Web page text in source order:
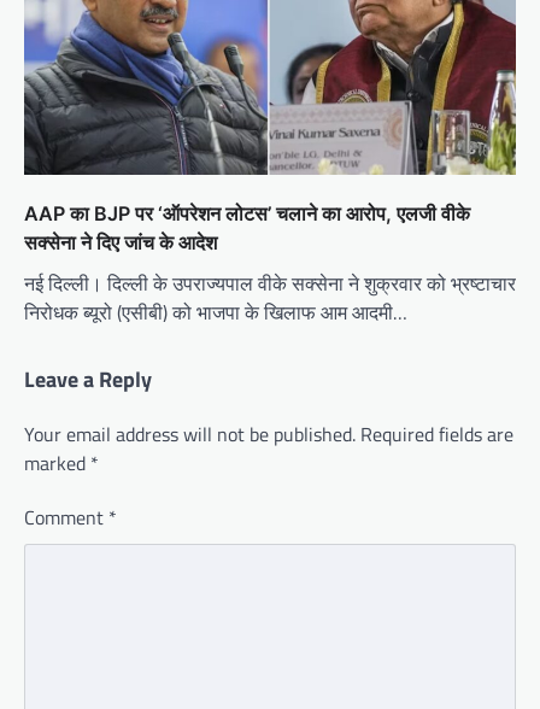
AAP का BJP पर ‘ऑपरेशन लोटस’ चलाने का आरोप, एलजी वीके
सक्सेना ने दिए जांच के आदेश
नई दिल्ली। दिल्ली के उपराज्यपाल वीके सक्सेना ने शुक्रवार को भ्रष्टाचार
निरोधक ब्यूरो (एसीबी) को भाजपा के खिलाफ आम आदमी…
Leave a Reply
Your email address will not be published. Required fields are
marked *
Comment *